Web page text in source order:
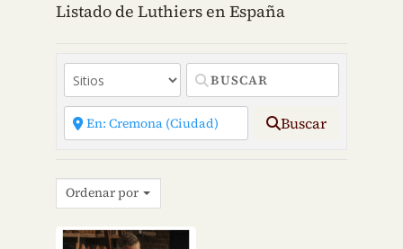
Listado de Luthiers en España
Buscar
Ordenar por